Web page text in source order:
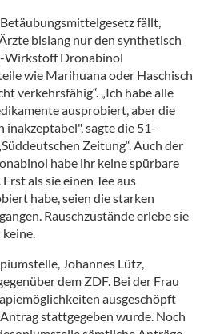
fällt,
bislang nur den synthetisch
Wirkstoff Dronabinol
wie Marihuana oder Haschisch
verkehrsfähig“. „Ich habe alle
ausprobiert, aber die
sagte die 51-
Zeitung“. Auch der
habe ihr keine spürbare
als sie einen Tee aus
habe, seien die starken
Rauschzustände erlebe sie
keine.
Johannes Lütz,
dem ZDF. Bei der Frau
ausgeschöpft
stattgegeben wurde. Noch